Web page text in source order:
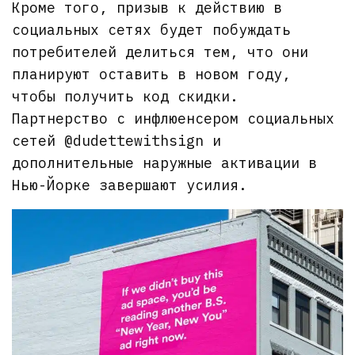
Кроме того, призыв к действию в
социальных сетях будет побуждать
потребителей делиться тем, что они
планируют оставить в новом году,
чтобы получить код скидки.
Партнерство с инфлюенсером социальных
сетей @dudettewithsign и
дополнительные наружные активации в
Нью-Йорке завершают усилия.